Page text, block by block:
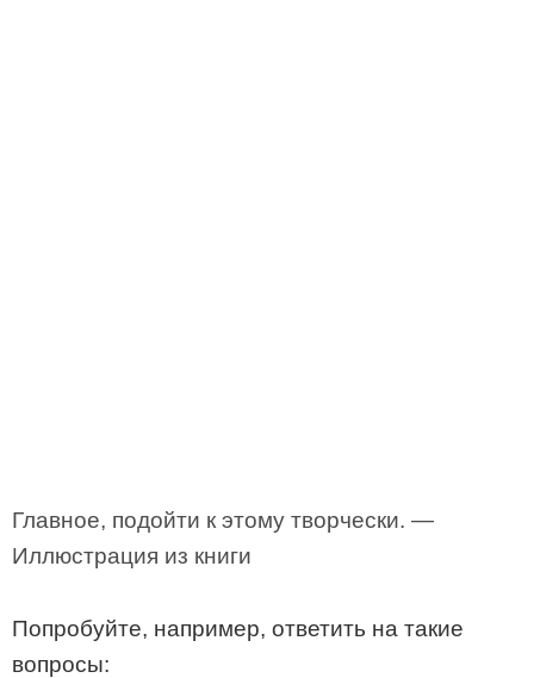
Главное, подойти к этому творчески. —
Иллюстрация из книги
Попробуйте, например, ответить на такие
вопросы: